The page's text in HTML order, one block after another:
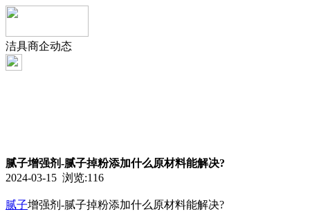
洁具商企动态
腻子增强剂-腻子掉粉添加什么原材料能解决?
2024-03-15 浏览:116
腻子增强剂-腻子掉粉添加什么原材料能解决?